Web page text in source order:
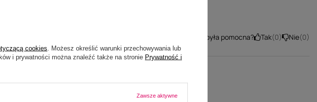
Czy ta opinia była pomocna? Tak 0 Nie 0
cookies . Możesz określić warunki przechowywania lub
i prywatności można znaleźć także na stronie Prywatność i
Zawsze aktywne